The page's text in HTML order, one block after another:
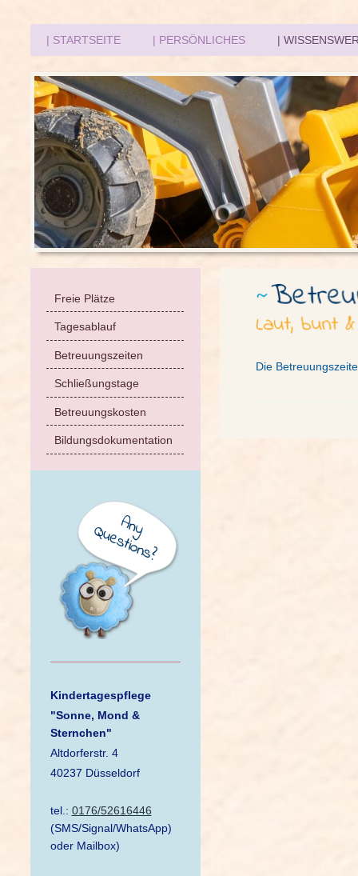
| STARTSEITE | PERSÖNLICHES |
Die
Freie Plätze
Tagesablauf
Betreuungszeiten
Schließungstage
Betreuungskosten
Bildungsdokumentation
Kindertagespflege
"Sonne, Mond &
Sternchen"
Altdorferstr. 4
40237 Düsseldorf
tel.: 0176/52616446
(SMS/Signal/WhatsApp)
oder Mailbox)